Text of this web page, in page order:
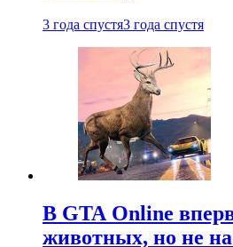
3 года спустя3 года спустя
В GTA Online
животных, но не